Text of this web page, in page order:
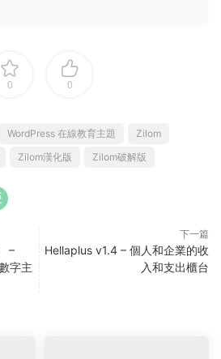
0 0
WordPress 在線教育主題
Zilom
Zilom漢化版 Zilom破解版
–
字主
下一篇
Hellaplus v1.4 – 個人和企業的收
入和支出櫃台